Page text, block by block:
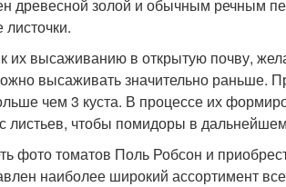
древесной золой и обычным речным
их высаживанию в открытую почву,
высаживать значительно раньше.
чем 3 куста. В процессе их
листьев, чтобы помидоры в
фото томатов Поль Робсон и
наиболее широкий ассортимент